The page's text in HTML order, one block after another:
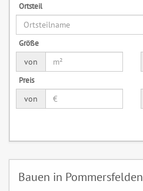
Ortsteil
Größe
von
Preis
von
Bauen in Pommersfelden